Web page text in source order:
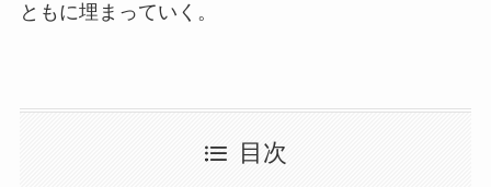
ともに埋まっていく。
目次